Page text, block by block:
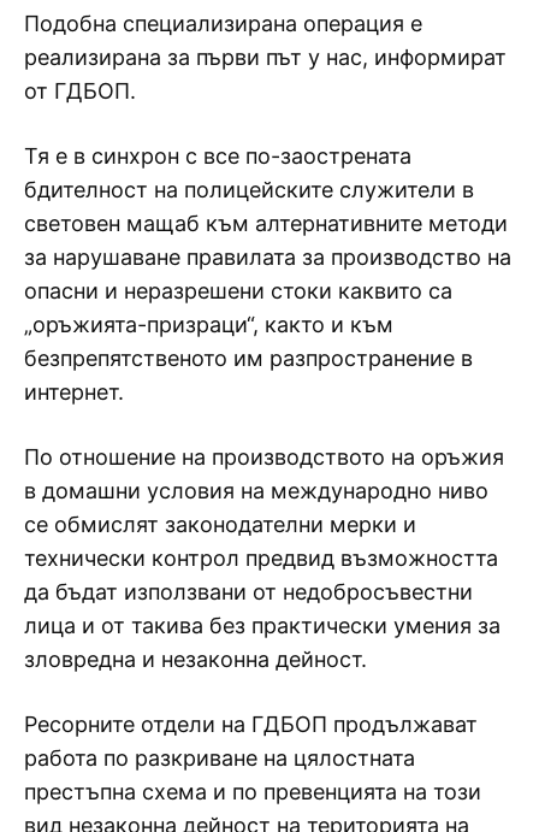
Подобна специализирана операция е
реализирана за първи път у нас, информират
от ГДБОП.
Тя е в синхрон с все по-заострената
бдителност на полицейските служители в
световен мащаб към алтернативните методи
за нарушаване правилата за производство на
опасни и неразрешени стоки каквито са
„оръжията-призраци“, както и към
безпрепятственото им разпространение в
интернет.
По отношение на производството на оръжия
в домашни условия на международно ниво
се обмислят законодателни мерки и
технически контрол предвид възможността
да бъдат използвани от недобросъвестни
лица и от такива без практически умения за
зловредна и незаконна дейност.
Ресорните отдели на ГДБОП продължават
работа по разкриване на цялостната
престъпна схема и по превенцията на този
вид незаконна дейност на територията на